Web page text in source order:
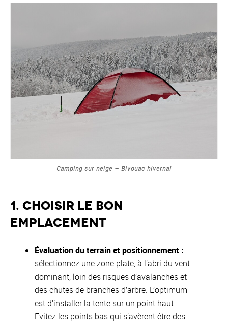
Camping sur neige – Bivouac hivernal
1. Choisir le bon
emplacement
Évaluation du terrainet positionnement :
sélectionnez une zone plate, à l’abri du vent
dominant, loin des risques d’avalanches et
des chutes de branches d’arbre. L’optimum
est d’installer la tente sur un point haut.
Evitez les points bas qui s’avèrent être des